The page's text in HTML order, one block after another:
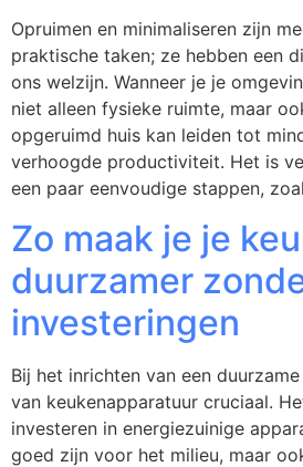
Opruimen en minimaliseren zijn
praktische taken; ze hebben een
ons welzijn. Wanneer je je
niet alleen fysieke ruimte, maar
opgeruimd huis kan leiden tot
verhoogde productiviteit. Het is
een paar eenvoudige stappen,
Zo maak je je
duurzamer
investeringen
Bij het inrichten van een
van keukenapparatuur cruciaal.
investeren in energiezuinige
goed zijn voor het milieu, maar